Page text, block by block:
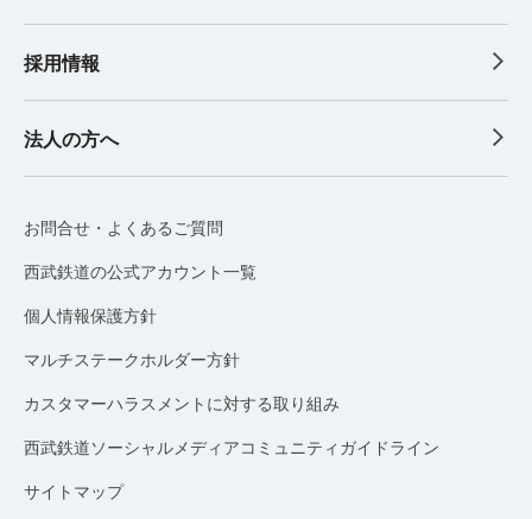
採用情報
法人の方へ
お問合せ・よくあるご質問
西武鉄道の公式アカウント一覧
個人情報保護方針
マルチステークホルダー方針
カスタマーハラスメントに対する取り組み
西武鉄道ソーシャルメディアコミュニティガイドライン
サイトマップ